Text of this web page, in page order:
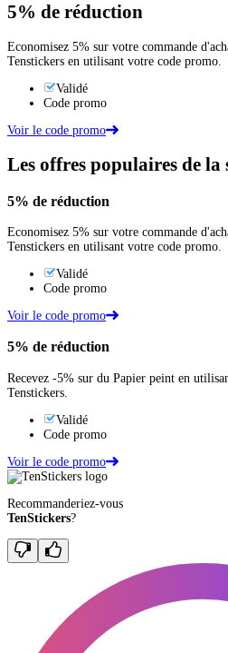
5% de réduction
Economisez 5% sur votre commande
Tenstickers en utilisant votre code promo.
Validé
Code promo
Voir le code promo
Les offres populaires de la
5% de réduction
Economisez 5% sur votre commande
Tenstickers en utilisant votre code promo.
Validé
Code promo
Voir le code promo
5% de réduction
Recevez -5% sur du Papier peint en
Tenstickers.
Validé
Code promo
Voir le code promo
Recommanderiez-vous
TenStickers?